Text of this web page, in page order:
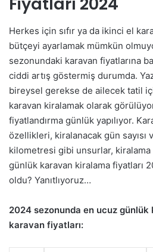
Herkes için sıfır ya da ikinci el
bütçeyi ayarlamak mümkün
sezonundaki karavan fiyatlarına
ciddi artış göstermiş durumda.
bireysel gerekse de ailecek tatil
karavan kiralamak olarak
fiyatlandırma günlük yapılıyor.
özellikleri, kiralanacak gün sayısı
kilometresi gibi unsurlar, kiralama
günlük karavan kiralama fiyatları
oldu? Yanıtlıyoruz…
2024 sezonunda en ucuz günlük
karavan fiyatları: